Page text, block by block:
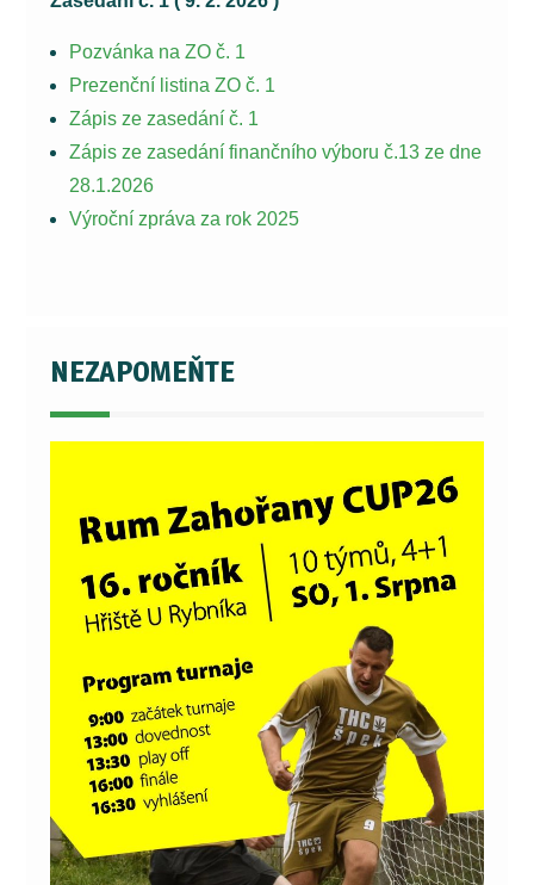
Pozvánka na ZO č. 1
Prezenční listina ZO č. 1
Zápis ze zasedání č. 1
Zápis ze zasedání finančního výboru č.13 ze dne
28.1.2026
Výroční zpráva za rok 2025
NEZAPOMEŇTE